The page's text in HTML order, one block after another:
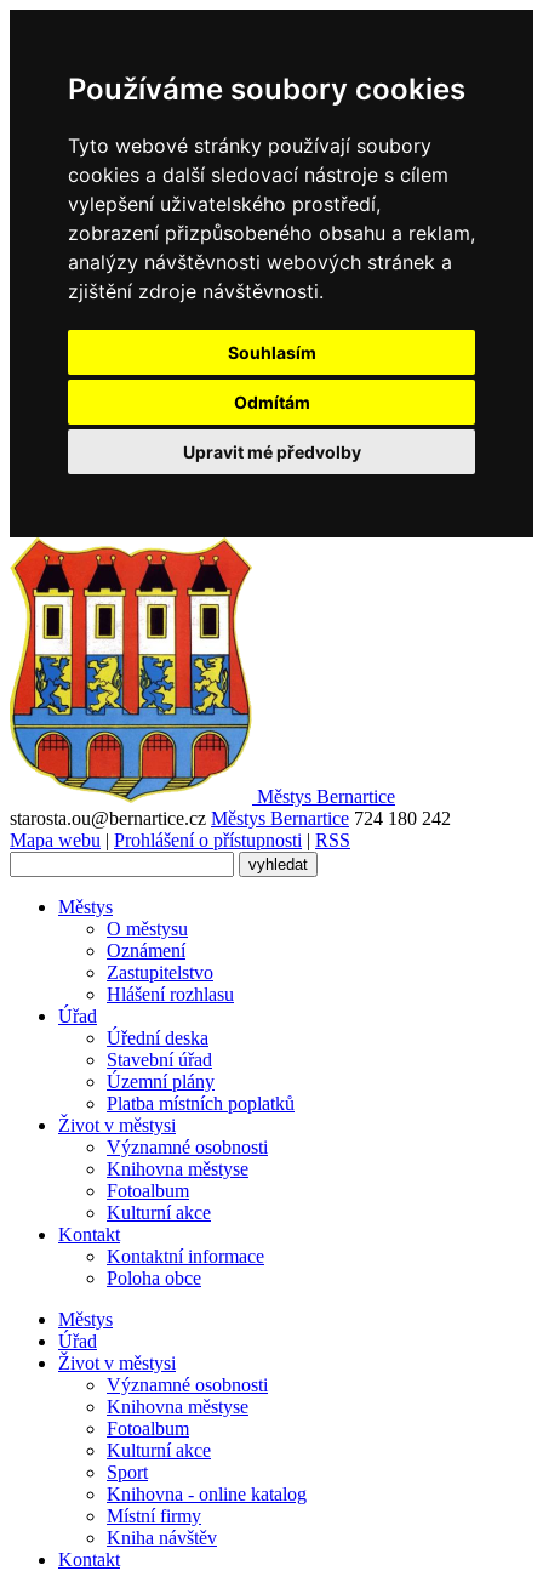
Používáme soubory cookies
Tyto webové stránky používají soubory
cookies a další sledovací nástroje s cílem
vylepšení uživatelského prostředí,
zobrazení přizpůsobeného obsahu a reklam,
analýzy návštěvnosti webových stránek a
zjištění zdroje návštěvnosti.
Souhlasím
Odmítám
Upravit mé předvolby
Městys Bernartice
starosta.ou@bernartice.cz Městys Bernartice 724 180 242
Mapa webu | Prohlášení o přístupnosti | RSS
Městys
O městysu
Oznámení
Zastupitelstvo
Hlášení rozhlasu
Úřad
Úřední deska
Stavební úřad
Územní plány
Platba místních poplatků
Život v městysi
Významné osobnosti
Knihovna městyse
Fotoalbum
Kulturní akce
Kontakt
Kontaktní informace
Poloha obce
Městys
Úřad
Život v městysi
Významné osobnosti
Knihovna městyse
Fotoalbum
Kulturní akce
Sport
Knihovna - online katalog
Místní firmy
Kniha návštěv
Kontakt